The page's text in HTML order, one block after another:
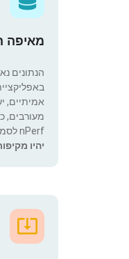
מאיפה
הנתונים
אמיתיים,
מעורבים,
nPerf לסמארטפון.
יהיו